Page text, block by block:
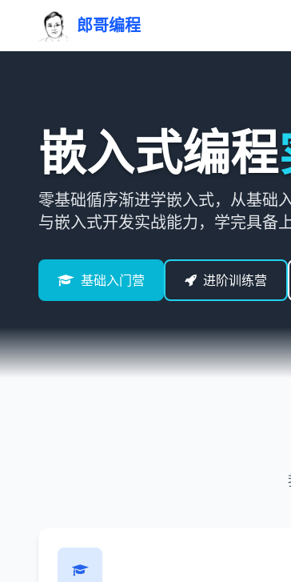
郎哥编程
嵌入式编程
零基础循序渐进学嵌入式，从基础
与嵌入式开发实战能力，学完具备
基础入门营 进阶训练营